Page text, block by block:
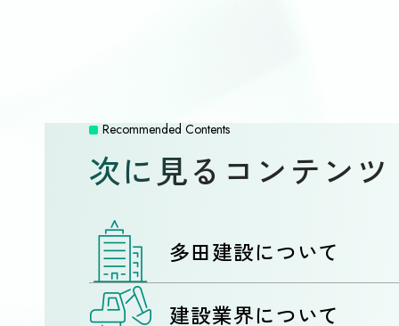
Recommended Contents
次に見るコンテンツ
多田建設について
建設業界について